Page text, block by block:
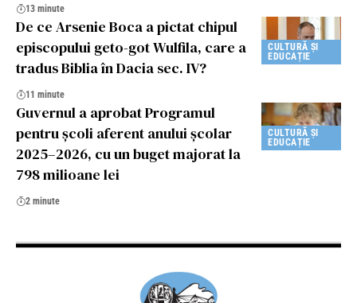
13 minute
CULTURĂ ȘI
EDUCAȚIE
De ce Arsenie Boca a pictat chipul
episcopului geto-got Wulfila, care a
tradus Biblia în Dacia sec. IV?
11 minute
CULTURĂ ȘI
EDUCAȚIE
Guvernul a aprobat Programul
pentru școli aferent anului școlar
2025–2026, cu un buget majorat la
798 milioane lei
2 minute